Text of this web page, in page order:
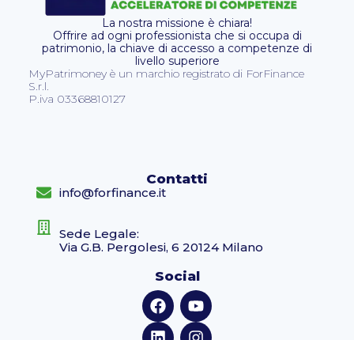
La nostra missione è chiara!
Offrire ad ogni professionista che si occupa di
patrimonio, la chiave di accesso a competenze di
livello superiore
MyPatrimoney è un marchio registrato di ForFinance
S.r.l.
P.iva 03368810127
Contatti
info@forfinance.it
Sede Legale:
Via G.B. Pergolesi, 6 20124 Milano
Social